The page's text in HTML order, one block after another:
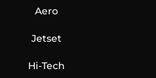
Aero
Jetset
Hi-Tech